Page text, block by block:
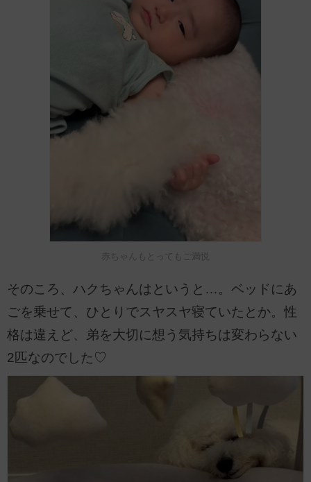
赤ちゃんもとってもご満悦
そのころ、ハクちゃんはというと…。ベッドにあ
ごを乗せて、ひとりでスヤスヤ寝ていたとか。性
格は違えど、弟を大切に想う気持ちは変わらない
2匹なのでした♡